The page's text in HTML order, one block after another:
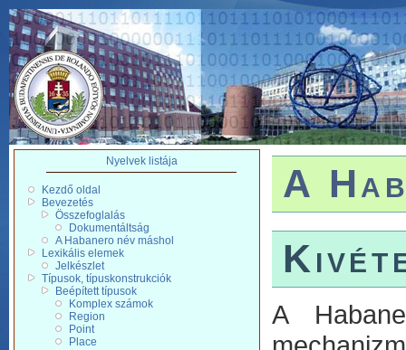
Nyelvek listája
Kezdő oldal
Bevezetés
Összefoglalás
Dokumentáltság
A Habanero név máshol
Lexikális elemek
Jelkészlet
Típusok, típuskonstrukciók
Beépített típusok
Komplex számok
Region
Point
Place
A
A